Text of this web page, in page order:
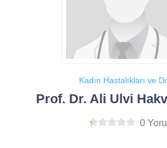
Kadın Hastalıkları ve
Prof. Dr. Ali Ulvi
0